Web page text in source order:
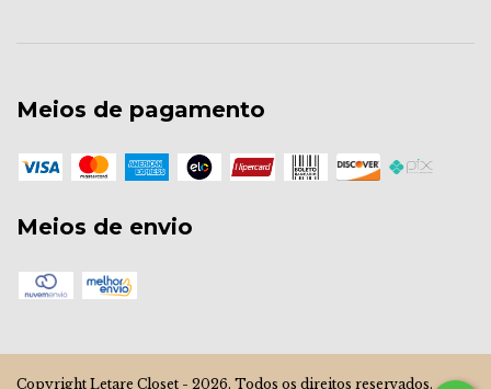
Meios de pagamento
Meios de envio
Copyright Letare Closet - 2026. Todos os direitos reservados.